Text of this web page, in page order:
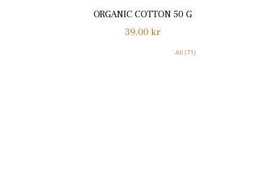
ORGANIC COTTON 50 G
Normalpris
39,00 kr
All (71)